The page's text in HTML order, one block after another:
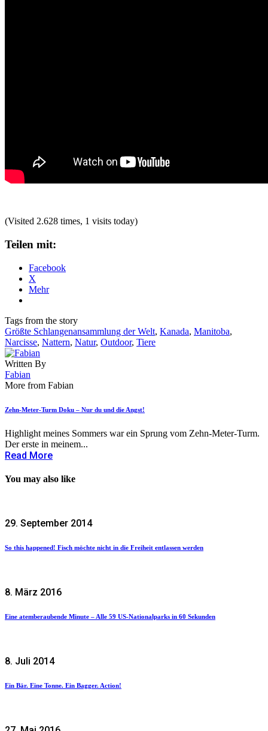
(Visited 2.628 times, 1 visits today)
Teilen mit:
Facebook
X
Mehr
Tags from the story
Größte Schlangenansammlung der Welt, Kanada, Manitoba,
Narcisse, Nattern, Natur, Outdoor, Tiere
Written By
Fabian
More from Fabian
Zehn-Meter-Turm Doku – Nur du und die Angst!
Highlight meines Sommers war ein Sprung vom Zehn-Meter-Turm.
Der erste in meinem...
Read More
You may also like
29. September 2014
So this happened! Fisch möchte nicht in die Freiheit entlassen werden
8. März 2016
Eine atemberaubende Minute – Alle 59 US-Nationalparks in 60 Sekunden
8. Juli 2014
Ein Bär. Eine Tonne. Ein Bagger. Action!